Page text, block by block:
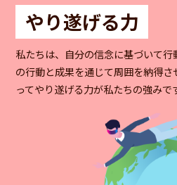
やり遂げる力
私たちは、自分の信念に基づいて
の行動と成果を通じて周囲を納得
ってやり遂げる力が私たちの強みで